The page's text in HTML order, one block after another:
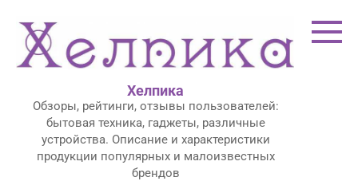
контенту
Хелпика
Обзоры, рейтинги, отзывы пользователей:
бытовая техника, гаджеты, различные
устройства. Описание и характеристики
продукции популярных и малоизвестных
брендов